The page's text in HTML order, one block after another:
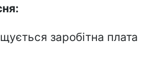
заробітна плата